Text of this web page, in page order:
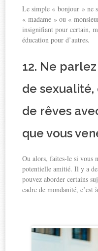
Le simple « bonjour » ne
« madame » ou «
insignifiant pour certain,
éducation pour d’autres.
12. Ne
de sexualité,
de rêves
que vous
Ou alors, faites-le si vous
potentielle amitié. Il y a
pouvez aborder certains
cadre de mondanité, c’est